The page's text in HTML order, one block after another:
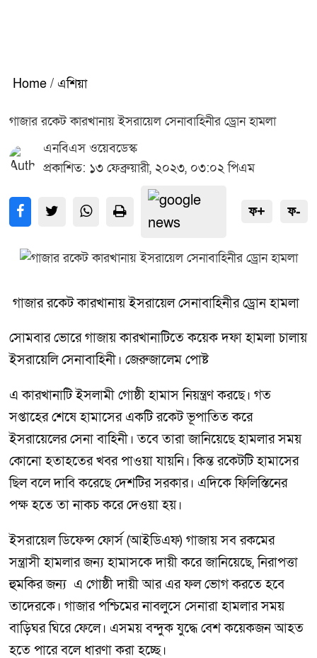
Home / এশিয়া
গাজার রকেট কারখানায় ইসরায়েল সেনাবাহিনীর ড্রোন হামলা
এনবিএস ওয়েবডেস্ক
প্রকাশিত: ১৩ ফেব্রুয়ারী, ২০২৩, ০৩:০২ পিএম
ফ+ ফ-
গাজার রকেট কারখানায় ইসরায়েল সেনাবাহিনীর ড্রোন হামলা
সোমবার ভোরে গাজায় কারখানাটিতে কয়েক দফা হামলা চালায়
ইসরায়েলি সেনাবাহিনী। জেরুজালেম পোষ্ট
এ কারখানাটি ইসলামী গোষ্ঠী হামাস নিয়ন্ত্রণ করছে। গত
সপ্তাহের শেষে হামাসের একটি রকেট ভূপাতিত করে
ইসরায়েলের সেনা বাহিনী। তবে তারা জানিয়েছে হামলার সময়
কোনো হতাহতের খবর পাওয়া যায়নি। কিন্ত রকেটটি হামাসের
ছিল বলে দাবি করেছে দেশটির সরকার। এদিকে ফিলিস্তিনের
পক্ষ হতে তা নাকচ করে দেওয়া হয়।
ইসরায়েল ডিফেন্স ফোর্স (আইডিএফ) গাজায় সব রকমের
সন্ত্রাসী হামলার জন্য হামাসকে দায়ী করে জানিয়েছে, নিরাপত্তা
হুমকির জন্য এ গোষ্ঠী দায়ী আর এর ফল ভোগ করতে হবে
তাদেরকে। গাজার পশ্চিমের নাবলুসে সেনারা হামলার সময়
বাড়িঘর ঘিরে ফেলে। এসময় বন্দুক যুদ্ধে বেশ কয়েকজন আহত
হতে পারে বলে ধারণা করা হচ্ছে।